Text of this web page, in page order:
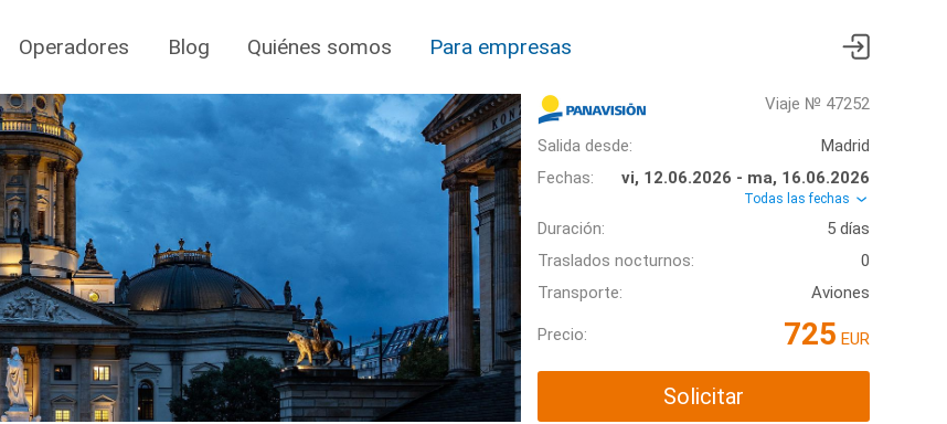
Operadores Blog Quiénes somos Para empresas
Viaje № 47252
Salida desde:
Madrid
Fechas:
vi, 12.06.2026 - ma, 16.06.2026
Todas las fechas
Duración:
5 días
Traslados nocturnos:
0
Transporte:
Aviones
Precio: 725 EUR
Solicitar